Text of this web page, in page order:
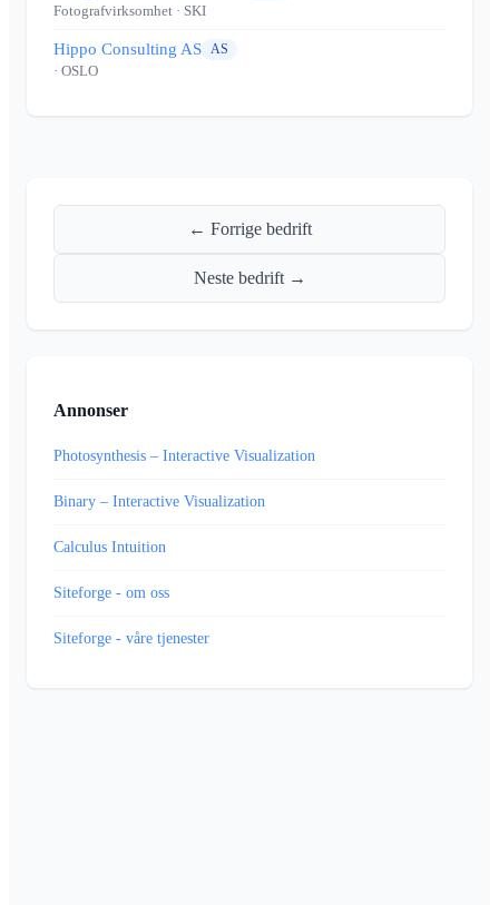
Fotografvirksomhet · SKI
Hippo Consulting AS AS
· OSLO
← Forrige bedrift
Neste bedrift →
Annonser
Photosynthesis – Interactive Visualization
Binary – Interactive Visualization
Calculus Intuition
Siteforge - om oss
Siteforge - våre tjenester